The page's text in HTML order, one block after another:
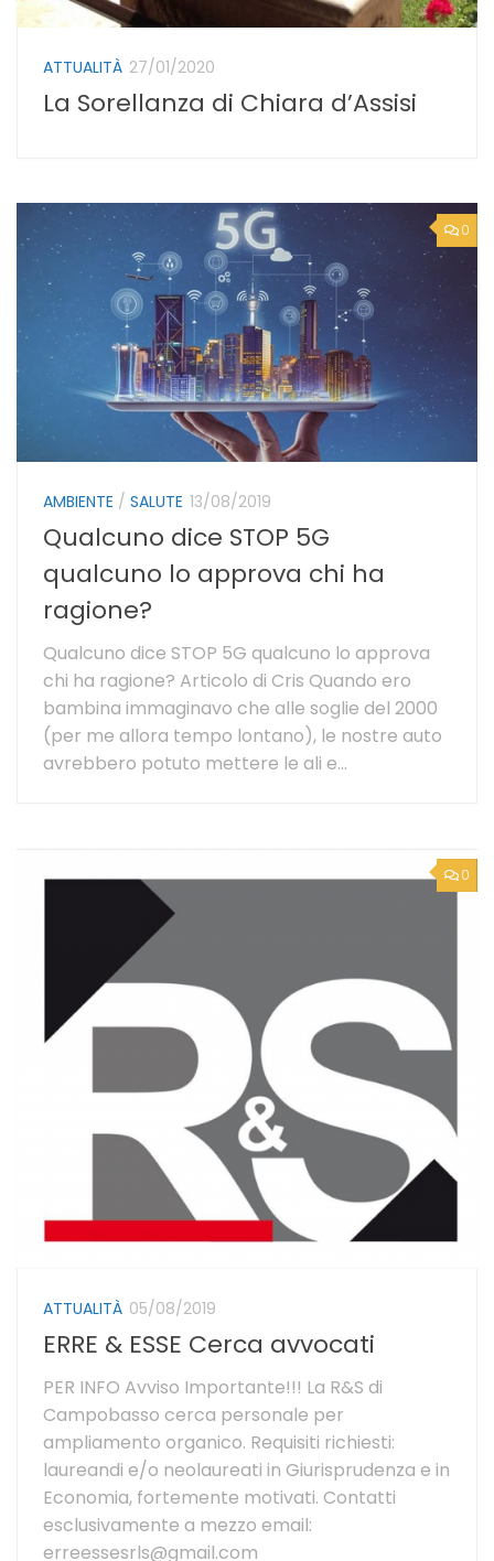
ATTUALITÀ 27/01/2020
La Sorellanza di Chiara d’Assisi
0
AMBIENTE / SALUTE 13/08/2019
Qualcuno dice STOP 5G
qualcuno lo approva chi ha
ragione?
Qualcuno dice STOP 5G qualcuno lo approva
chi ha ragione? Articolo di Cris Quando ero
bambina immaginavo che alle soglie del 2000
(per me allora tempo lontano), le nostre auto
avrebbero potuto mettere le ali e...
0
ATTUALITÀ 05/08/2019
ERRE & ESSE Cerca avvocati
PER INFO Avviso Importante!!! La R&S di
Campobasso cerca personale per
ampliamento organico. Requisiti richiesti:
laureandi e/o neolaureati in Giurisprudenza e in
Economia, fortemente motivati. Contatti
esclusivamente a mezzo email:
erreessesrls@gmail.com